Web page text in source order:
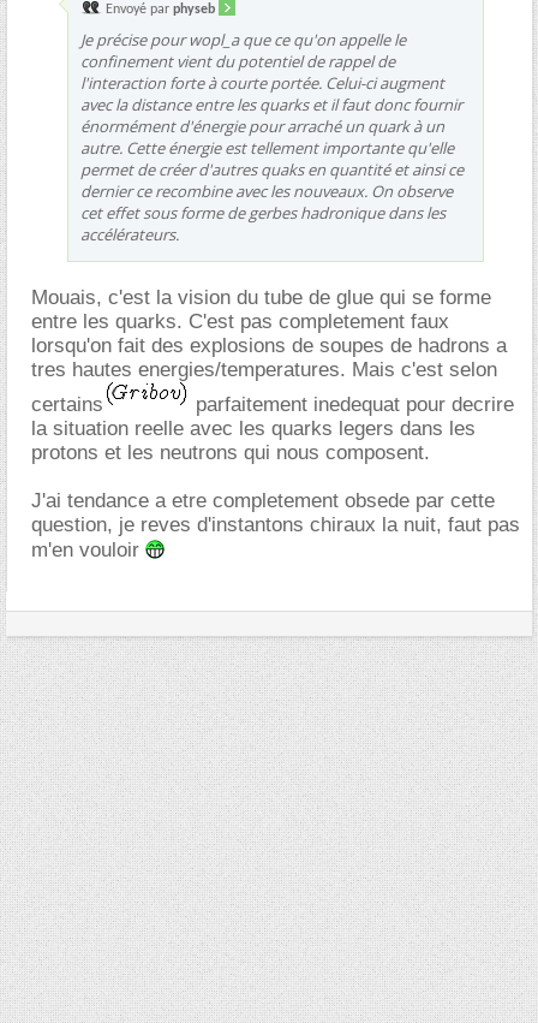
Envoyé par physeb
Je précise pour wopl_a que ce qu'on appelle le
confinement vient du potentiel de rappel de
l'interaction forte à courte portée. Celui-ci augment
avec la distance entre les quarks et il faut donc fournir
énormément d'énergie pour arraché un quark à un
autre. Cette énergie est tellement importante qu'elle
permet de créer d'autres quaks en quantité et ainsi ce
dernier ce recombine avec les nouveaux. On observe
cet effet sous forme de gerbes hadronique dans les
accélérateurs.
Mouais, c'est la vision du tube de glue qui se forme
entre les quarks. C'est pas completement faux
lorsqu'on fait des explosions de soupes de hadrons a
tres hautes energies/temperatures. Mais c'est selon
certains
parfaitement inedequat pour decrire
la situation reelle avec les quarks legers dans les
protons et les neutrons qui nous composent.
J'ai tendance a etre completement obsede par cette
question, je reves d'instantons chiraux la nuit, faut pas
m'en vouloir